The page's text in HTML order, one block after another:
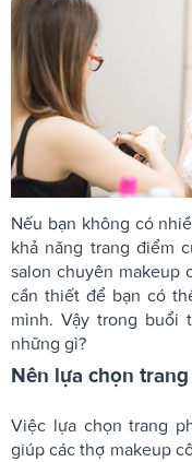
Nếu bạn không có
khả năng trang điểm
salon chuyên makeup
cần thiết để bạn có
mình. Vậy trong buổi
những gì?
Nên lựa chọn
Việc lựa chọn trang
giúp các thợ makeup